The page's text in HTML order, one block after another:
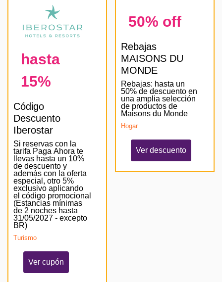
hasta
15%
Código
Descuento
Iberostar
Si reservas con la
tarifa Paga Ahora te
llevas hasta un 10%
de descuento y
además con la oferta
especial, otro 5%
exclusivo aplicando
el código promocional
(Estancias mínimas
de 2 noches hasta
31/05/2027 - excepto
BR)
Turismo
Ver cupón
50% off
Rebajas
MAISONS DU
MONDE
Rebajas: hasta un
50% de descuento en
una amplia selección
de productos de
Maisons du Monde
Hogar
Ver descuento